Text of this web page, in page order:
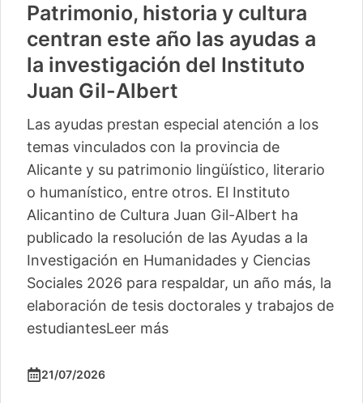
Patrimonio, historia y cultura
centran este año las ayudas a
la investigación del Instituto
Juan Gil-Albert
Las ayudas prestan especial atención a los
temas vinculados con la provincia de
Alicante y su patrimonio lingüístico, literario
o humanístico, entre otros. El Instituto
Alicantino de Cultura Juan Gil-Albert ha
publicado la resolución de las Ayudas a la
Investigación en Humanidades y Ciencias
Sociales 2026 para respaldar, un año más, la
elaboración de tesis doctorales y trabajos de
estudiantesLeer más
21/07/2026